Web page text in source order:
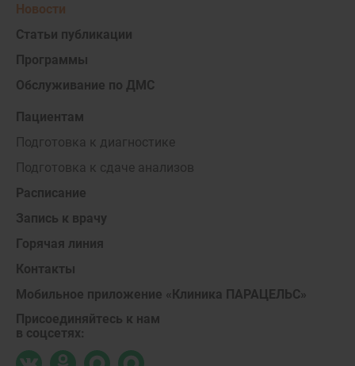
Новости
Статьи публикации
Программы
Обслуживание по ДМС
Пациентам
Подготовка к диагностике
Подготовка к сдаче анализов
Расписание
Запись к врачу
Горячая линия
Контакты
Мобильное приложение «Клиника ПАРАЦЕЛЬС»
Присоединяйтесь к нам
в соцсетях: